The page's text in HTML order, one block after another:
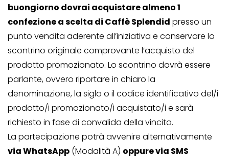
buongiorno dovrai acquistare almeno 1
confezione a scelta di Caffè Splendid presso un
punto vendita aderente all’iniziativa e conservare lo
scontrino originale comprovante l’acquisto del
prodotto promozionato. Lo scontrino dovrà essere
parlante, ovvero riportare in chiaro la
denominazione, la sigla o il codice identificativo del/i
prodotto/i promozionato/i acquistato/i e sarà
richiesto in fase di convalida della vincita.
La partecipazione potrà avvenire alternativamente
via WhatsApp (Modalità A) oppure via SMS